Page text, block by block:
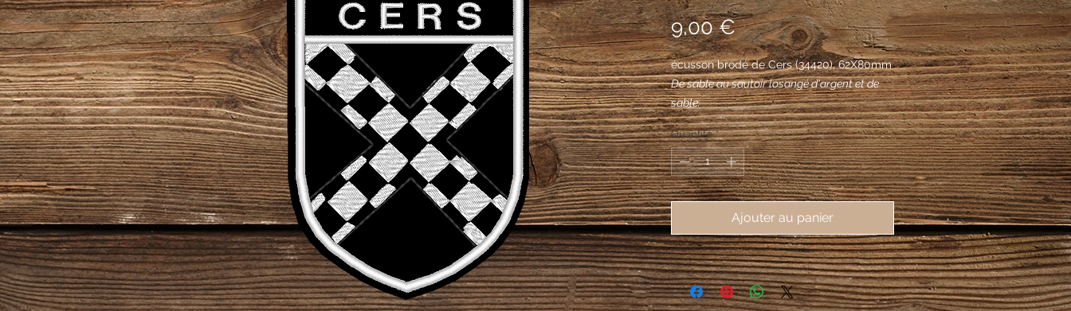
9,00 €Prix
écusson brodé de Cers (34420), 62X80mm
De sable au sautoir losangé d'argent et de
sable.
Quantité *
Ajouter au panier